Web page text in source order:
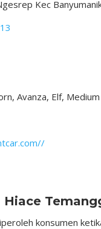
Kec
Avanza, Elf,
konsumen